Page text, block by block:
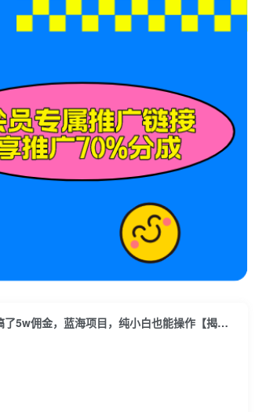
纯搬运项目多多视频带货，一个月搞了5w佣金，蓝海项目，纯小白也能操作【揭秘】